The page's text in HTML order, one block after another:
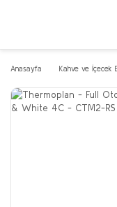
Anasayfa Kahve ve İçecek